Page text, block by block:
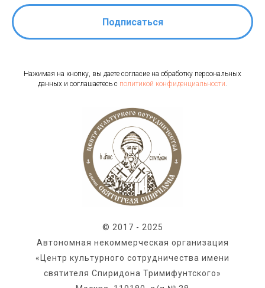
Подписаться
Нажимая на кнопку, вы даете согласие на обработку персональных
данных и соглашаетесь c политикой конфиденциальности.
© 2017 - 2025
Автономная некоммерческая организация
«Центр культурного сотрудничества имени
святителя Спиридона Тримифунтского»